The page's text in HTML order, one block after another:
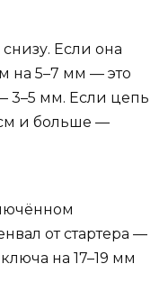
Если она
на 5–7 мм — это
3–5 мм. Если цепь
и больше —
от стартера —
на 17–19 мм